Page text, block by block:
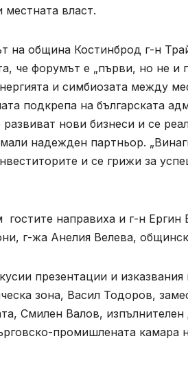
власт.
на община Костинброд г-н
че форумът е „първи, но не и
и симбиозата между
подкрепа на българската
нови бизнеси и се
надежден партньор.
и се грижи за
направиха и г-н
г-жа Анелия Велева,
презентации и
зона, Васил Тодоров,
Смилен Валов,
промишлената камара